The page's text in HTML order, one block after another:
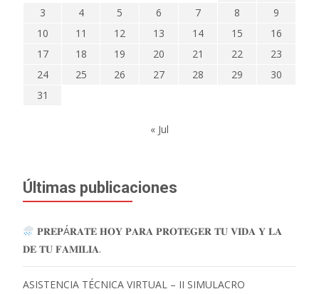
3
4 5 6 7 8
9
10
11 12 13 14 15
16
17
18 19 20 21 22
23
24
25 26 27 28 29
30
31
« Jul
Últimas publicaciones
𝐏𝐑𝐄𝐏Á𝐑𝐀𝐓𝐄 𝐇𝐎𝐘 𝐏𝐀𝐑𝐀 𝐏𝐑𝐎𝐓𝐄𝐆𝐄𝐑 𝐓𝐔 𝐕𝐈𝐃𝐀 𝐘 𝐋𝐀
𝐃𝐄 𝐓𝐔 𝐅𝐀𝐌𝐈𝐋𝐈𝐀.
ASISTENCIA TÉCNICA VIRTUAL – II SIMULACRO